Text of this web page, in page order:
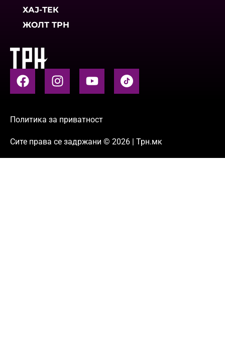
ХАЈ-ТЕК
ЖОЛТ ТРН
Политика за приватност
Сите права се задржани © 2026 | Трн.мк